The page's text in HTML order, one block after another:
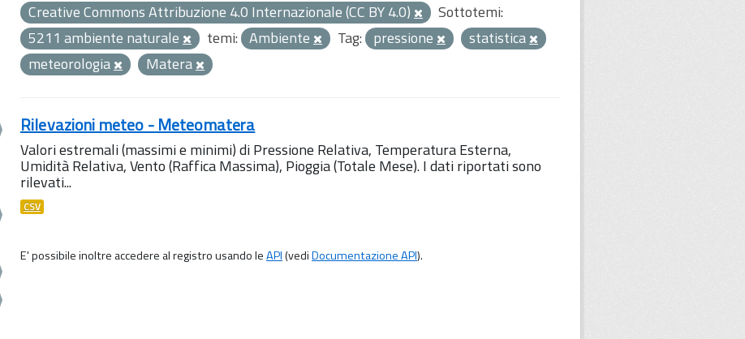
Creative Commons Attribuzione 4.0 Internazionale (CC BY 4.0)
Sottotemi:
5211 ambiente naturale
temi: Ambiente Tag: pressione
statistica
meteorologia
Matera
Rilevazioni meteo - Meteomatera
Valori estremali (massimi e minimi) di Pressione Relativa, Temperatura Esterna,
Umidità Relativa, Vento (Raffica Massima), Pioggia (Totale Mese). I dati riportati sono
rilevati...
CSV
E' possibile inoltre accedere al registro usando leAPI(vediDocumentazione API).